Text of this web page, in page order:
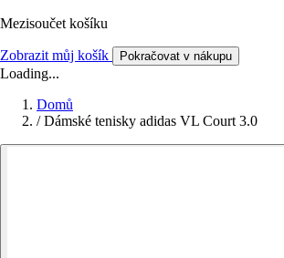
Mezisoučet košíku
Zobrazit můj košík Pokračovat v nákupu
Loading...
Domů
/ Dámské tenisky adidas VL Court 3.0